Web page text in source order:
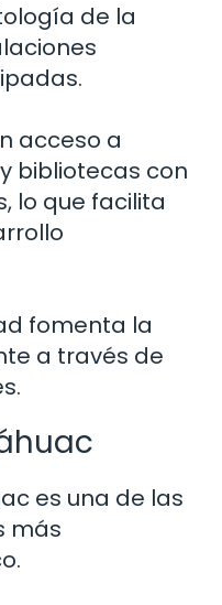
de la
acceso a
bibliotecas con
lo que facilita
fomenta la
a través de
es una de las
más